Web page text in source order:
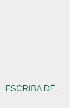
ESCRIBA DE